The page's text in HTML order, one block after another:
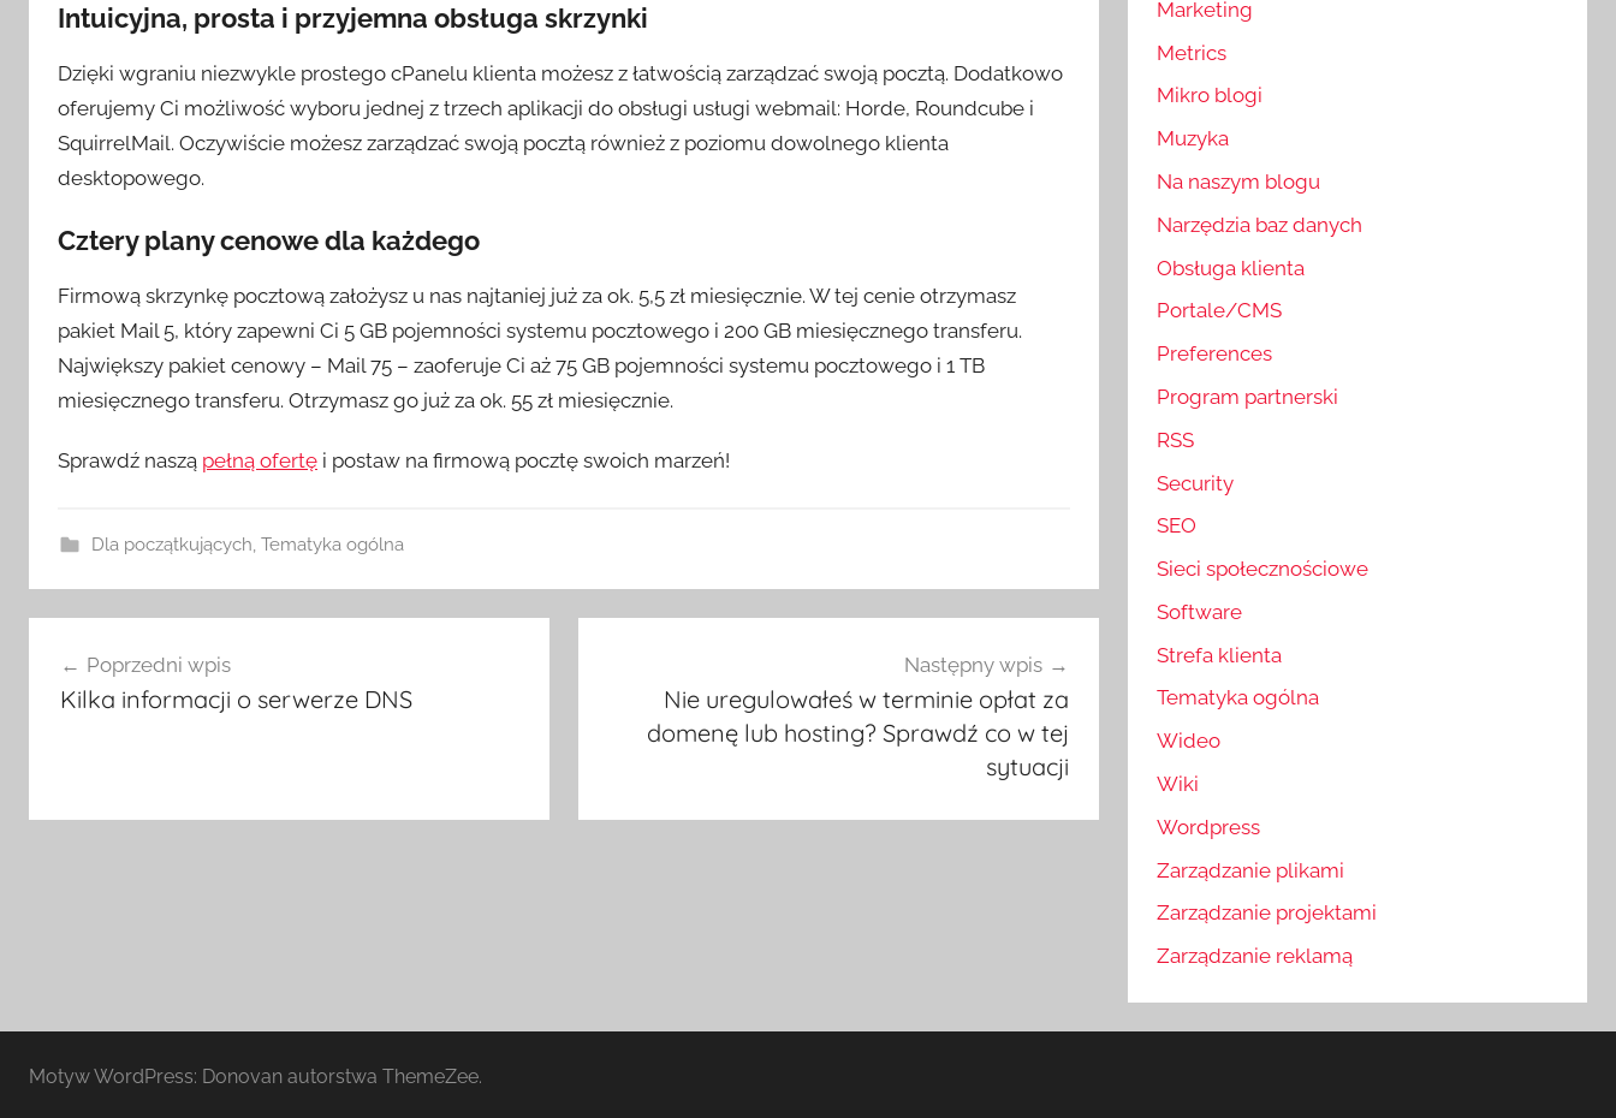
Intuicyjna, prosta i przyjemna obsługa skrzynki
Dzięki wgraniu niezwykle prostego cPanelu klienta możesz z łatwością zarządzać swoją pocztą. Dodatkowo
oferujemy Ci możliwość wyboru jednej z trzech aplikacji do obsługi usługi webmail: Horde, Roundcube i
SquirrelMail. Oczywiście możesz zarządzać swoją pocztą również z poziomu dowolnego klienta
desktopowego.
Cztery plany cenowe dla każdego
Firmową skrzynkę pocztową założysz u nas najtaniej już za ok. 5,5 zł miesięcznie. W tej cenie otrzymasz
pakiet Mail 5, który zapewni Ci 5 GB pojemności systemu pocztowego i 200 GB miesięcznego transferu.
Największy pakiet cenowy – Mail 75 – zaoferuje Ci aż 75 GB pojemności systemu pocztowego i 1 TB
miesięcznego transferu. Otrzymasz go już za ok. 55 zł miesięcznie.
Sprawdź naszą pełną ofertę i postaw na firmową pocztę swoich marzeń!
Dla początkujących, Tematyka ogólna
wpisuPoprzedni wpis
Kilka informacji o serwerze DNS
Następny wpis
Nie uregulowałeś w terminie opłat za
domenę lub hosting? Sprawdź co w tej
sytuacji
Marketing
Metrics
Mikro blogi
Muzyka
Na naszym blogu
Narzędzia baz danych
Obsługa klienta
Portale/CMS
Preferences
Program partnerski
RSS
Security
SEO
Sieci społecznościowe
Software
Strefa klienta
Tematyka ogólna
Wideo
Wiki
Wordpress
Zarządzanie plikami
Zarządzanie projektami
Zarządzanie reklamą
Motyw WordPress: Donovan autorstwa ThemeZee.